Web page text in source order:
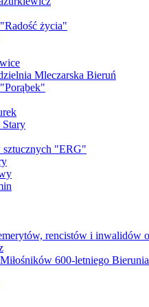
życia"
Mleczarska Bieruń
sztucznych "ERG"
rencistów i inwalidów
600-letniego Bierunia